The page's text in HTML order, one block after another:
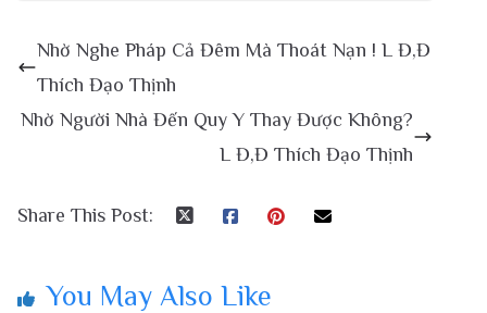
Nhờ Nghe Pháp Cả Đêm Mà Thoát Nạn ! L Đ,Đ
Thích Đạo Thịnh
Nhờ Người Nhà Đến Quy Y Thay Được Không?
L Đ,Đ Thích Đạo Thịnh
Share This Post:
You May Also Like